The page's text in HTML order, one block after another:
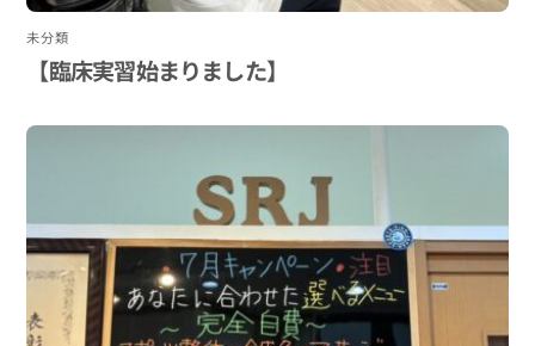
未分類
【臨床実習始まりました】